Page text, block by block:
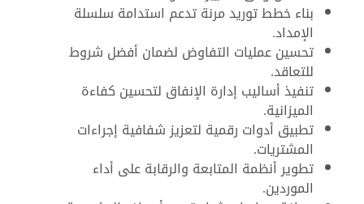
بناء خطط توريد مرنة تدعم استدامة سلسلة
الإمداد.
تحسين عمليات التفاوض لضمان أفضل شروط
للتعاقد.
تنفيذ أساليب إدارة الإنفاق لتحسين كفاءة
الميزانية.
تطبيق أدوات رقمية لتعزيز شفافية إجراءات
المشتريات.
تطوير أنظمة المتابعة والرقابة على أداء
الموردين.